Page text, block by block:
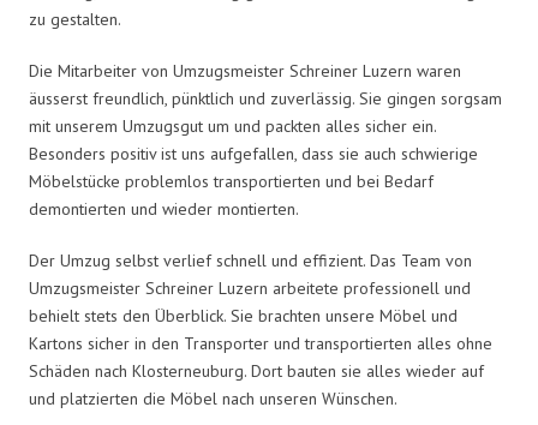
zu gestalten.
Die Mitarbeiter von Umzugsmeister Schreiner Luzern waren
äusserst freundlich, pünktlich und zuverlässig. Sie gingen sorgsam
mit unserem Umzugsgut um und packten alles sicher ein.
Besonders positiv ist uns aufgefallen, dass sie auch schwierige
Möbelstücke problemlos transportierten und bei Bedarf
demontierten und wieder montierten.
Der Umzug selbst verlief schnell und effizient. Das Team von
Umzugsmeister Schreiner Luzern arbeitete professionell und
behielt stets den Überblick. Sie brachten unsere Möbel und
Kartons sicher in den Transporter und transportierten alles ohne
Schäden nach Klosterneuburg. Dort bauten sie alles wieder auf
und platzierten die Möbel nach unseren Wünschen.